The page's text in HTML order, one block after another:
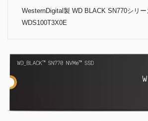
WesternDigital製 WD BLACK SN770シリ
WDS100T3X0E